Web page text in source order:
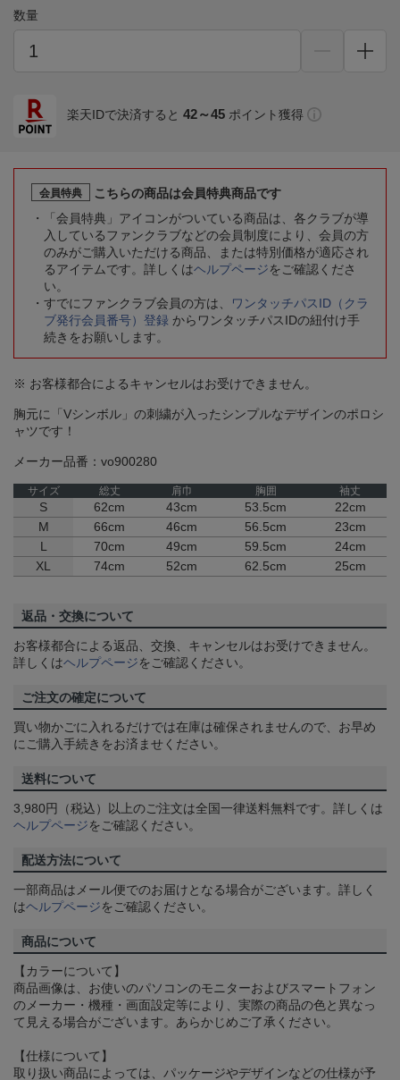
数量
楽天IDで決済すると 42～45 ポイント獲得
会員特典
こちらの商品は会員特典商品です
「会員特典」アイコンがついている商品は、各クラブが導
入しているファンクラブなどの会員制度により、会員の方
のみがご購入いただける商品、または特別価格が適応され
るアイテムです。詳しくはヘルプページをご確認くださ
い。
すでにファンクラブ会員の方は、
ワンタッチパスID（クラ
ブ発行会員番号）登録 からワンタッチパスIDの紐付け手
続きをお願いします。
※ お客様都合によるキャンセルはお受けできません。
胸元に「Vシンボル」の刺繍が入ったシンプルなデザインのポロシ
ャツです！
メーカー品番：vo900280
サイズ 総丈 肩巾 胸囲 袖丈
S 62cm 43cm 53.5cm
22cm
M
66cm 46cm 56.5cm
23cm
L
70cm 49cm 59.5cm
24cm
XL
74cm 52cm 62.5cm 25cm
返品・交換について
お客様都合による返品、交換、キャンセルはお受けできません。
詳しくはヘルプページをご確認ください。
ご注文の確定について
買い物かごに入れるだけでは在庫は確保されませんので、お早め
にご購入手続きをお済ませください。
送料について
3,980円（税込）以上のご注文は全国一律送料無料です。詳しくは
ヘルプページをご確認ください。
配送方法について
一部商品はメール便でのお届けとなる場合がございます。詳しく
はヘルプページをご確認ください。
商品について
【カラーについて】
商品画像は、お使いのパソコンのモニターおよびスマートフォン
のメーカー・機種・画面設定等により、実際の商品の色と異なっ
て見える場合がございます。あらかじめご了承ください。
【仕様について】
取り扱い商品によっては、パッケージやデザインなどの仕様が予